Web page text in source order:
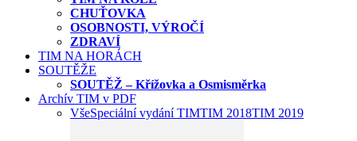
CHUŤOVKA
OSOBNOSTI, VÝROČÍ
ZDRAVÍ
TIM NA HORÁCH
SOUTĚŽE
SOUTĚŽ – Křížovka a Osmisměrka
Archív TIM v PDF
VšeSpeciální vydání TIMTIM 2018TIM 2019